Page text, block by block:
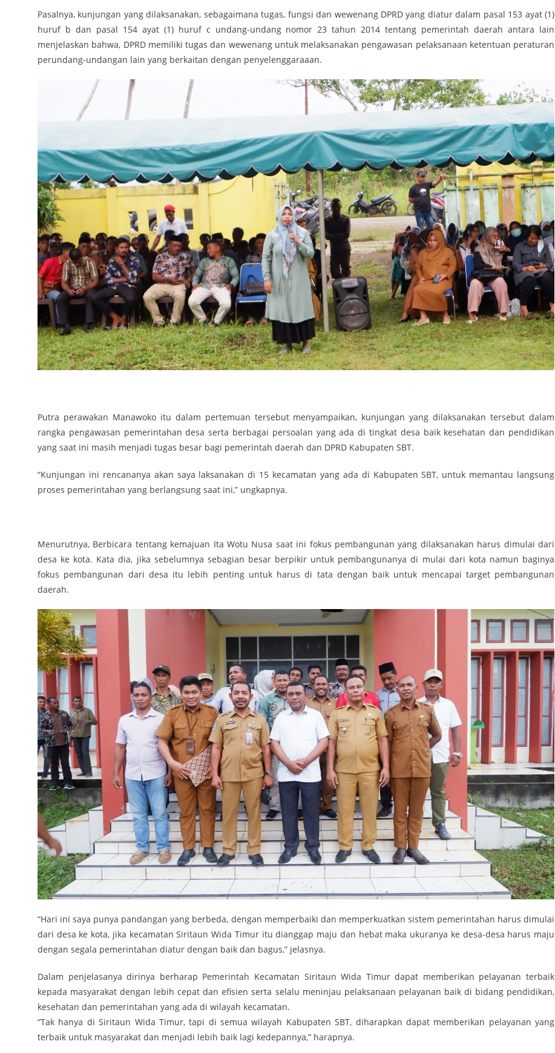
Pasalnya, kunjungan yang dilaksanakan, sebagaimana tugas, fungsi dan wewenang DPRD yang diatur dalam pasal 153 ayat (1)
huruf b dan pasal 154 ayat (1) huruf c undang-undang nomor 23 tahun 2014 tentang pemerintah daerah antara lain
menjelaskan bahwa, DPRD memiliki tugas dan wewenang untuk melaksanakan pengawasan pelaksanaan ketentuan peraturan
perundang-undangan lain yang berkaitan dengan penyelenggaraaan.
Putra perawakan Manawoko itu dalam pertemuan tersebut menyampaikan, kunjungan yang dilaksanakan tersebut dalam
rangka pengawasan pemerintahan desa serta berbagai persoalan yang ada di tingkat desa baik kesehatan dan pendidikan
yang saat ini masih menjadi tugas besar bagi pemerintah daerah dan DPRD Kabupaten SBT.
“Kunjungan ini rencananya akan saya laksanakan di 15 kecamatan yang ada di Kabupaten SBT, untuk memantau langsung
proses pemerintahan yang berlangsung saat ini,” ungkapnya.
Menurutnya, Berbicara tentang kemajuan Ita Wotu Nusa saat ini fokus pembangunan yang dilaksanakan harus dimulai dari
desa ke kota. Kata dia, jika sebelumnya sebagian besar berpikir untuk pembangunanya di mulai dari kota namun baginya
fokus pembangunan dari desa itu lebih penting untuk harus di tata dengan baik untuk mencapai target pembangunan
daerah.
“Hari ini saya punya pandangan yang berbeda, dengan memperbaiki dan memperkuatkan sistem pemerintahan harus dimulai
dari desa ke kota, jika kecamatan Siritaun Wida Timur itu dianggap maju dan hebat maka ukuranya ke desa-desa harus maju
dengan segala pemerintahan diatur dengan baik dan bagus,” jelasnya.
Dalam penjelasanya dirinya berharap Pemerintah Kecamatan Siritaun Wida Timur dapat memberikan pelayanan terbaik
kepada masyarakat dengan lebih cepat dan efisien serta selalu meninjau pelaksanaan pelayanan baik di bidang pendidikan,
kesehatan dan pemerintahan yang ada di wilayah kecamatan.
“Tak hanya di Siritaun Wida Timur, tapi di semua wilayah Kabupaten SBT, diharapkan dapat memberikan pelayanan yang
terbaik untuk masyarakat dan menjadi lebih baik lagi kedepannya,” harapnya.